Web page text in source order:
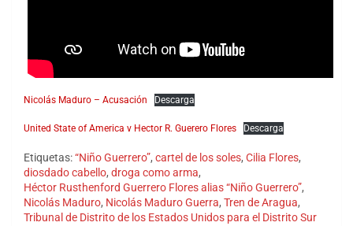
Nicolás Maduro – Acusación Descarga
United State of America v Hector R. Guerero Flores Descarga
Etiquetas:“Niño Guerrero”, cartel de los soles, Cilia Flores,
diosdado cabello, droga como arma,
Héctor Rusthenford Guerrero Flores alias “Niño Guerrero”,
Nicolás Maduro, Nicolás Maduro Guerra, Tren de Aragua,
Tribunal de Distrito de los Estados Unidos para el Distrito Sur